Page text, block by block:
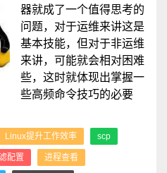
器就成了一个值得思考的
问题，对于运维来讲这是
基本技能，但对于非运维
来讲，可能就会相对困难
些，这时就体现出掌握一
些高频命令技巧的必要
Linux提升工作效率 scp
配置 进程查看